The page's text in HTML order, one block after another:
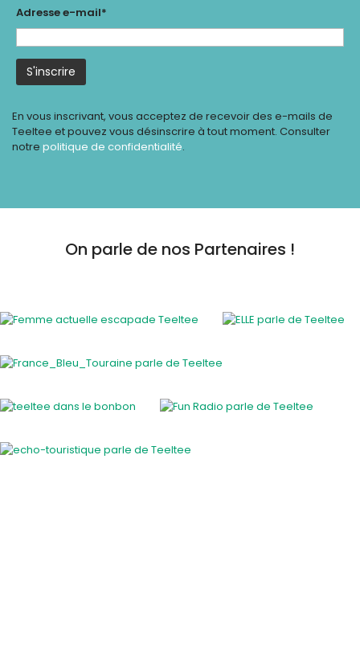
Adresse e-mail*
En vous inscrivant, vous acceptez de recevoir des e-mails de
Teeltee et pouvez vous désinscrire à tout moment. Consulter
notre politique de confidentialité.
On parle de nos Partenaires !